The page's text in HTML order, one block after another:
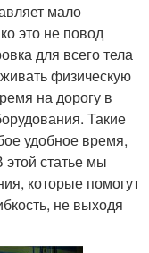
мало
это не повод
для всего тела
физическую
на дорогу в
Такие
удобное время,
статье мы
которые помогут
не выходя